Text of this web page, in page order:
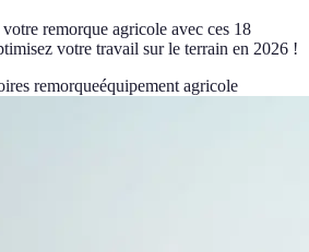
remorque agricole avec ces 18
votre travail sur le terrain en 2026 !
remorqueéquipement agricole